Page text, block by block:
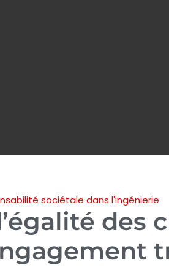
sociétale dans l'ingénierie
des